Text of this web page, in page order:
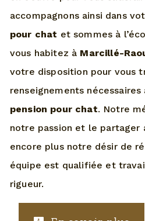
accompagnons ainsi dans
pour chat et sommes à
vous habitez à Marcillé-
votre disposition pour vous
renseignements
pension pour chat. Notre
notre passion et le partager
encore plus notre désir de
équipe est qualifiée et
rigueur.